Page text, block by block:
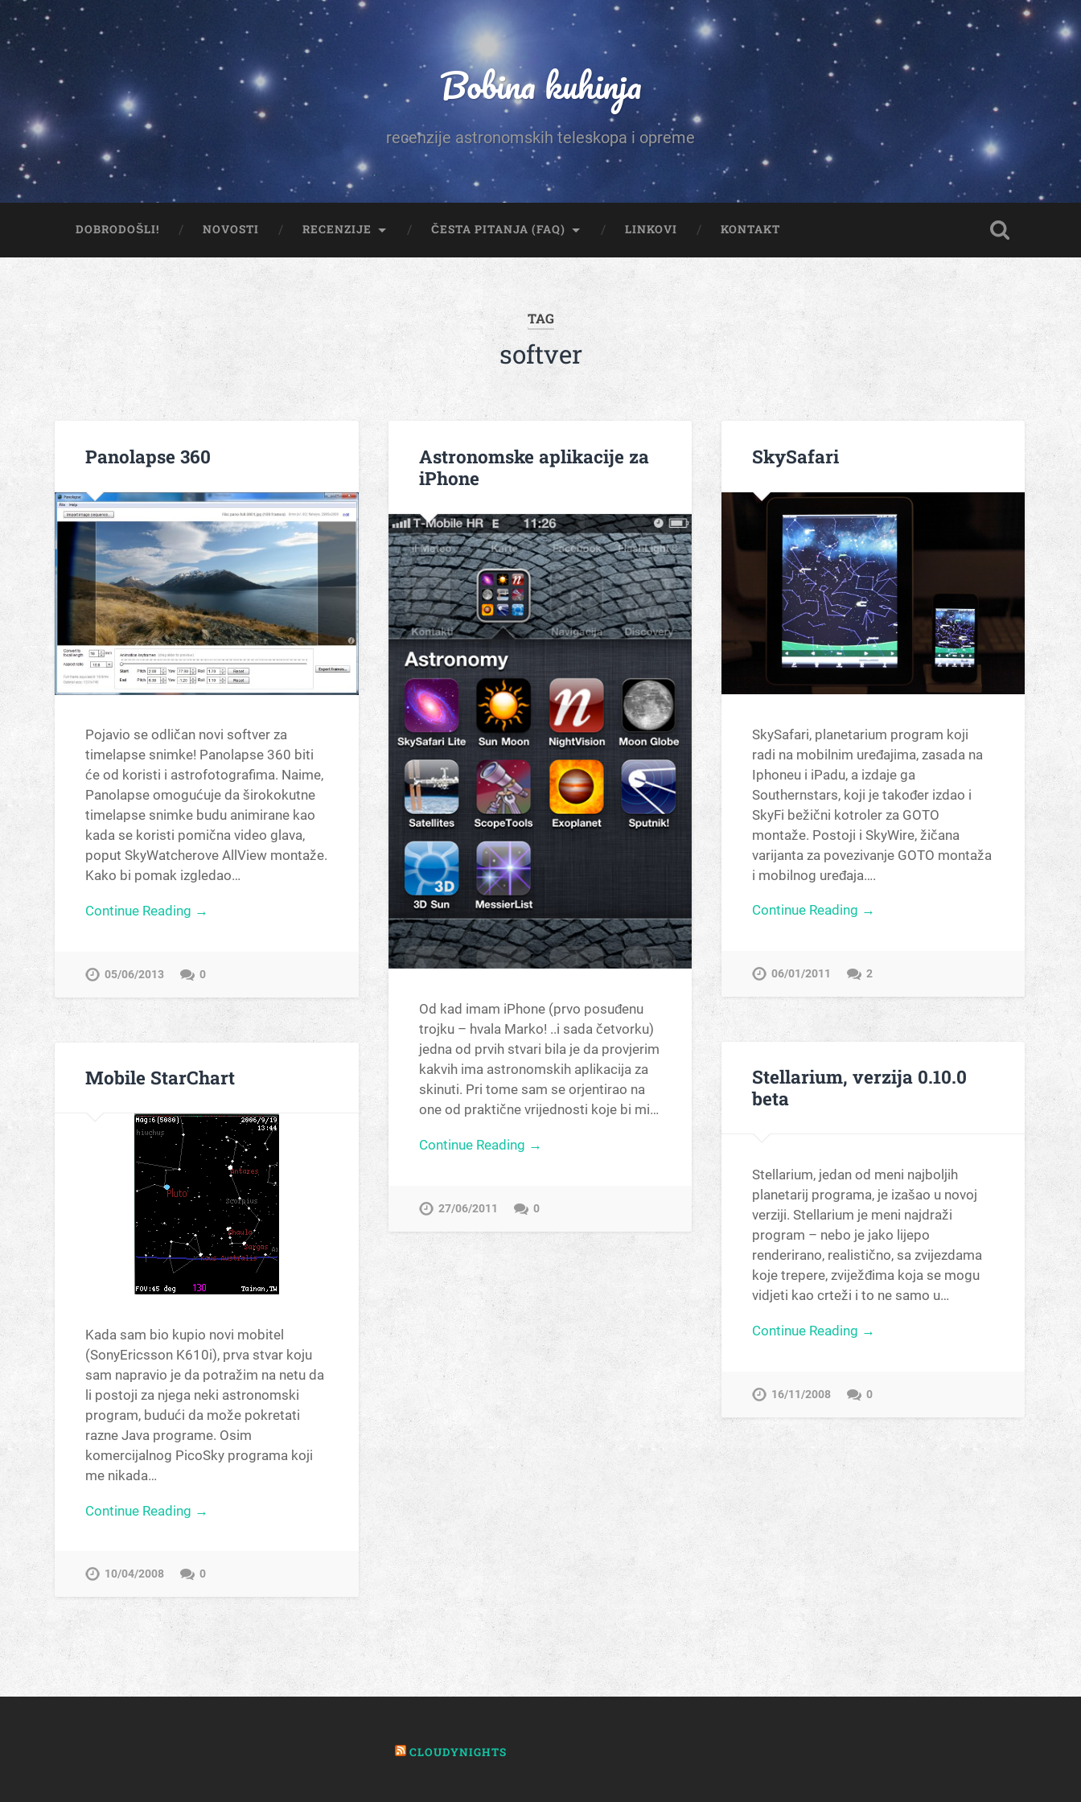
Bobina kuhinja
recenzije astronomskih teleskopa i opreme
DOBRODOŠLI! NOVOSTI RECENZIJE ČESTA PITANJA (FAQ) LINKOVI KONTAKT
TAG
softver
Panolapse 360
Pojavio se odličan novi softver za
timelapse snimke! Panolapse 360 biti
će od koristi i astrofotografima. Naime,
Panolapse omogućuje da širokokutne
timelapse snimke budu animirane kao
kada se koristi pomična video glava,
poput SkyWatcherove AllView montaže.
Kako bi pomak izgledao…
Continue Reading →
05/06/2013 0
Astronomske aplikacije za
iPhone
Od kad imam iPhone (prvo posuđenu
trojku – hvala Marko! ..i sada četvorku)
jedna od prvih stvari bila je da provjerim
kakvih ima astronomskih aplikacija za
skinuti. Pri tome sam se orjentirao na
one od praktične vrijednosti koje bi mi…
Continue Reading →
27/06/2011 0
SkySafari
SkySafari, planetarium program koji
radi na mobilnim uređajima, zasada na
Iphoneu i iPadu, a izdaje ga
Southernstars, koji je također izdao i
SkyFi bežični kotroler za GOTO
montaže. Postoji i SkyWire, žičana
varijanta za povezivanje GOTO montaža
i mobilnog uređaja….
Continue Reading →
06/01/2011 2
Stellarium, verzija 0.10.0
beta
Stellarium, jedan od meni najboljih
planetarij programa, je izašao u novoj
verziji. Stellarium je meni najdraži
program – nebo je jako lijepo
renderirano, realistično, sa zvijezdama
koje trepere, zviježđima koja se mogu
vidjeti kao crteži i to ne samo u…
Continue Reading →
16/11/2008 0
Mobile StarChart
Kada sam bio kupio novi mobitel
(SonyEricsson K610i), prva stvar koju
sam napravio je da potražim na netu da
li postoji za njega neki astronomski
program, budući da može pokretati
razne Java programe. Osim
komercijalnog PicoSky programa koji
me nikada…
Continue Reading →
10/04/2008 0
CLOUDYNIGHTS